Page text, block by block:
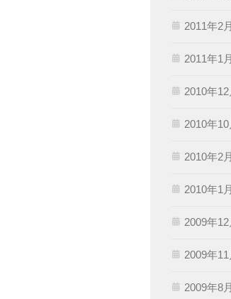
2011年2月
2011年1月
2010年12
2010年10
2010年2月
2010年1月
2009年12
2009年11
2009年8月